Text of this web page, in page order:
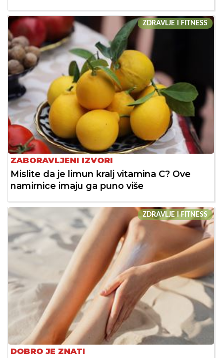
ZDRAVLJE I FITNESS
ZABORAVLJENI IZVORI
Mislite da je limun kralj vitamina C? Ove
namirnice imaju ga puno više
ZDRAVLJE I FITNESS
DOBRO JE ZNATI